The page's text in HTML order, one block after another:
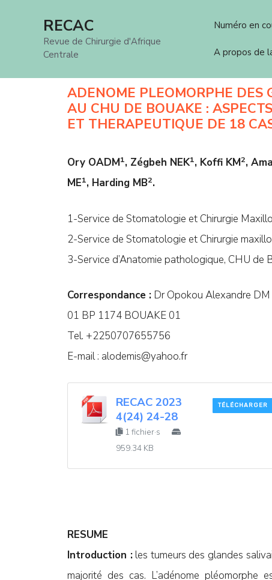
RECAC
Revue de Chirurgie d'Afrique
Centrale
Numéro en
A propos de
ADENOME PLEOMORPHE DES
AU CHU DE BOUAKE :
ET THERAPEUTIQUE DE 18
Ory OADM1, Zégbeh NEK1, Koffi KM2,
ME1, Harding MB2.
1-Service de Stomatologie et Chirurgie
2-Service de Stomatologie et Chirurgie
3-Service d’Anatomie pathologique, CHU de
Correspondance : Dr Opokou Alexandre DM
01 BP 1174 BOUAKE 01
Tel. +2250707655756
E-mail : alodemis@yahoo.fr
RECAC 2023
4(24) 24-28
1 fichier·s
959.34 KB
TÉLÉCHARGER
RESUME
Introduction :les tumeurs des glandes
majorité des cas. L’adénome